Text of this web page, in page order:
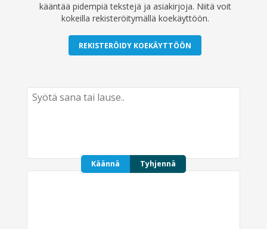
kääntää pidempiä tekstejä ja asiakirjoja. Niitä voit
kokeilla rekisteröitymällä koekäyttöön.
REKISTERÖIDY KOEKÄYTTÖÖN
Käännä Tyhjennä